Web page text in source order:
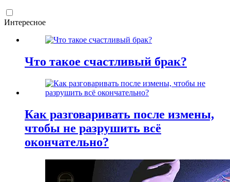
Интересное
Что такое счастливый брак?
Как разговаривать после измены,
чтобы не разрушить всё
окончательно?